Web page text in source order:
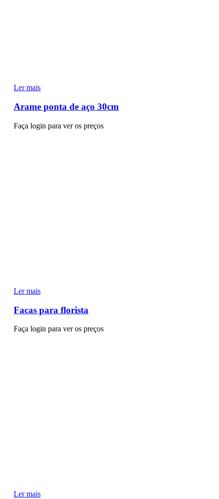
Ler mais
Arame ponta de aço 30cm
Faça login para ver os preços
Ler mais
Facas para florista
Faça login para ver os preços
Ler mais